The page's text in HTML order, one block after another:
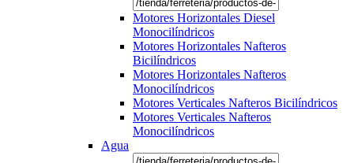
Motores Horizontales Diesel
Monocilíndricos
Motores Horizontales Nafteros
Bicilíndricos
Motores Horizontales Nafteros
Monocilíndricos
Motores Verticales Nafteros Bicilíndricos
Motores Verticales Nafteros
Monocilíndricos
Agua